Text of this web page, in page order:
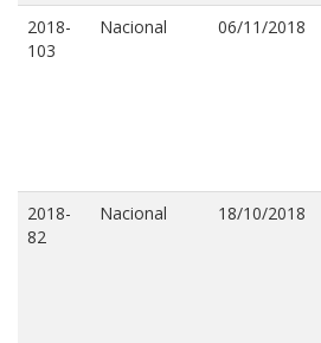
2018-
103
Nacional 06/11/2018
2018-
82
Nacional 18/10/2018